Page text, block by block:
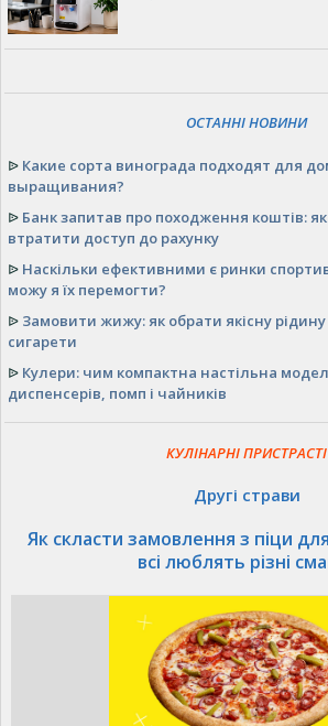
ОСТАННІ НОВИНИ
ᐉ Какие сорта винограда подходят для
выращивания?
ᐉ Банк запитав про походження коштів:
втратити доступ до рахунку
ᐉ Наскільки ефективними є ринки
можу я їх перемогти?
ᐉ Замовити жижу: як обрати якісну
сигарети
ᐉ Кулери: чим компактна настільна
диспенсерів, помп і чайників
КУЛІНАРНІ ПРИСТРАСТІ
Другі страви
Як скласти замовлення з піци
всі люблять різні